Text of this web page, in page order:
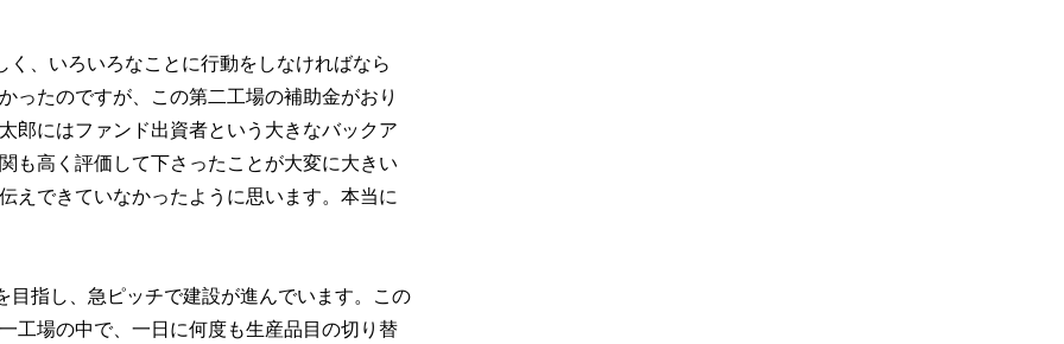
、いろいろなことに行動をしなければなら
ったのですが、この第二工場の補助金がおり
郎にはファンド出資者という大きなバックア
も高く評価して下さったことが大変に大きい
えできていなかったように思います。本当に
指し、急ピッチで建設が進んでいます。この
工場の中で、一日に何度も生産品目の切り替